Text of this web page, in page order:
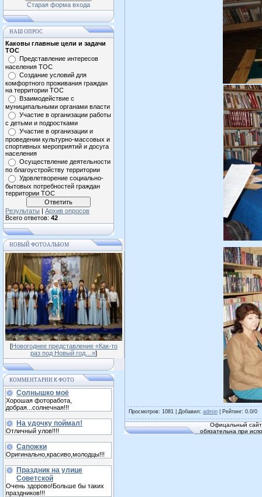
Старая форма входа
НАШ ОПРОС
Каковы главные цели и задачи
ТОС
Представление интересов
населения ТОС
Создание условий для
комфортного проживания граждан
на территории ТОС
Взаимодействие с
муниципальными органами власти
Участие в организации работы
с детьми и подростками
Участие в организации и
проведении культурно-массовых и
спортивных мероприятий и досуга
населения
Осуществление деятельности
по благоустройству территории
Удовлетворение социально-
бытовых потребностей граждан
территории ТОС
Результаты | Архив опросов
Всего ответов: 42
НОВЫЙ ФОТОАЛЬБОМ
[Новогоднее представление «Как-то
раз под Новый год…»]
КОММЕНТАРИИ К ФОТО
Солнышко моё
Хорошая фоторабота,
добрая...солнечная!!!
На удочку поймал!
Отличный улов!!!!
Сапожки
Оригинально,красиво,молодцы!!!
Праздник на улице
Советской
Очень здорово!Больше бы таких
праздников!!!
Просмотров: 1081 | Добавил: admin Рейтинг: 0.0/0
Офицальный
обязательна при